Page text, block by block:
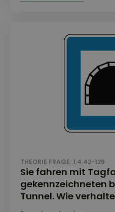
THEORIE FRAGE: 1.4.42-129
Sie fahren mit
gekennzeichneten
Tunnel. Wie